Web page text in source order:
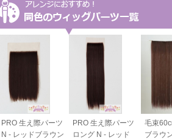
PRO 生え際パーツ
N - レッドブラウン
PRO 生え際パーツ
ロング N - レッド
毛束
ブラウ